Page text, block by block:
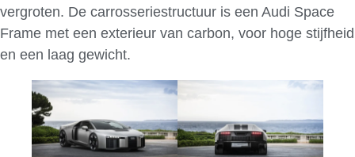
vergroten. De carrosseriestructuur is een Audi Space
Frame met een exterieur van carbon, voor hoge stijfheid
en een laag gewicht.